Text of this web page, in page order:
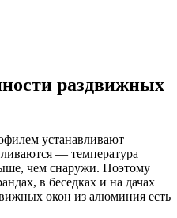
раздвижных
устанавливают
— температура
чем снаружи. Поэтому
в беседках и на дачах
окон из алюминия есть